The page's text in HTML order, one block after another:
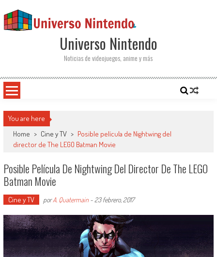
Universo Nintendo
Noticias de videojuegos, anime y más
You are here
Home > Cine y TV > Posible película de Nightwing del
director de The LEGO Batman Movie
Posible Película De Nightwing Del Director De The LEGO
Batman Movie
Cine y TV porA. Quatermain- 23 febrero, 2017